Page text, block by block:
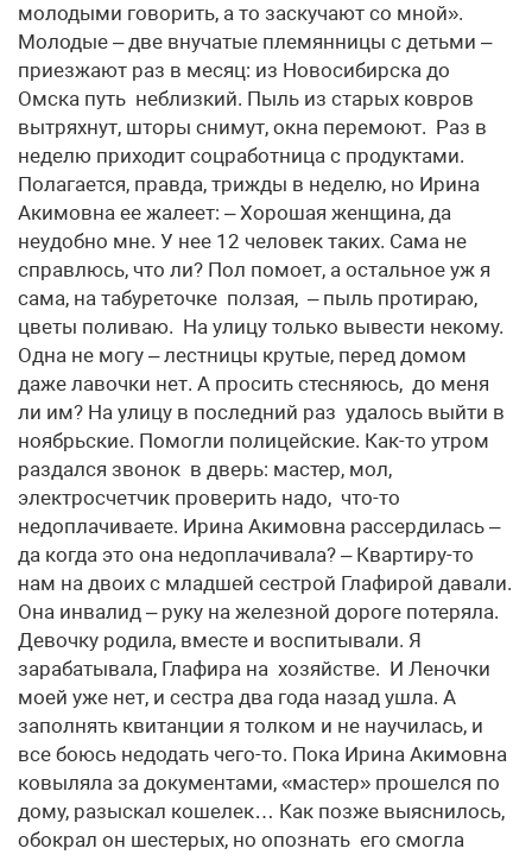
молодыми говорить, а то заскучают со мной».
Молодые – две внучатые племянницы с детьми –
приезжают раз в месяц: из Новосибирска до
Омска путь неблизкий. Пыль из старых ковров
вытряхнут, шторы снимут, окна перемоют. Раз в
неделю приходит соцработница с продуктами.
Полагается, правда, трижды в неделю, но Ирина
Акимовна ее жалеет: – Хорошая женщина, да
неудобно мне. У нее 12 человек таких. Сама не
справлюсь, что ли? Пол помоет, а остальное уж я
сама, на табуреточке ползая, – пыль протираю,
цветы поливаю. На улицу только вывести некому.
Одна не могу – лестницы крутые, перед домом
даже лавочки нет. А просить стесняюсь, до меня
ли им? На улицу в последний раз удалось выйти в
ноябрьские. Помогли полицейские. Как-то утром
раздался звонок в дверь: мастер, мол,
электросчетчик проверить надо, что-то
недоплачиваете. Ирина Акимовна рассердилась –
да когда это она недоплачивала? – Квартиру-то
нам на двоих с младшей сестрой Глафирой давали.
Она инвалид – руку на железной дороге потеряла.
Девочку родила, вместе и воспитывали. Я
зарабатывала, Глафира на хозяйстве. И Леночки
моей уже нет, и сестра два года назад ушла. А
заполнять квитанции я толком и не научилась, и
все боюсь недодать чего-то. Пока Ирина Акимовна
ковыляла за документами, «мастер» прошелся по
дому, разыскал кошелек… Как позже выяснилось,
обокрал он шестерых, но опознать его смогла